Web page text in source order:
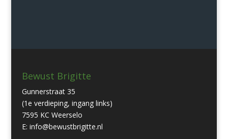
Bewust Brigitte
Gunnerstraat 35
(1e verdieping, ingang links)
7595 KC Weerselo
E: info@bewustbrigitte.nl